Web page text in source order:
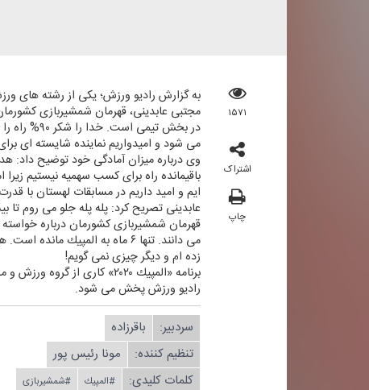
۱۵۷۱
اشتراک
چاپ
به گزارش رادیو ورزش؛ یكی از رشته های
مجتبی عابدینی، قهرمان شمشیربازی
در بخش
می شود و امیدواریم نماینده شایسته ای
باقیمانده راه برای كسب سهمیه نیستیم
ایم و امید داریم در مسابقات لهستان با
عابدینی تصریح كرد: پله پله جلو می روم تا
قهرمان شمشیربازی كشورمان درباره
می دانند. تنها ۶ ماه به
زده ام و دیگر چیزی نمی گویم!
رادیو ورزش پخش می شود.
سردبیر:
باقرزاده
تنظیم كننده:
مونا رئیس پور
کلمات کلیدی:
#المپیك #شمشیربازی